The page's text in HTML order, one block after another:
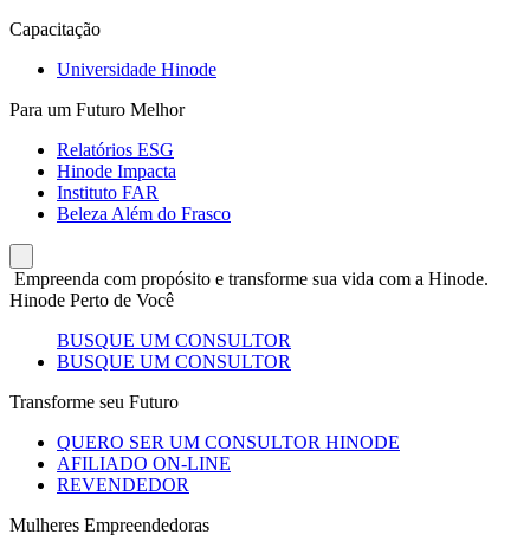
Capacitação
Universidade Hinode
Para um Futuro Melhor
Relatórios ESG
Hinode Impacta
Instituto FAR
Beleza Além do Frasco
Empreenda com propósito e transforme sua vida com a Hinode.
Hinode Perto de Você
BUSQUE UM CONSULTOR
BUSQUE UM CONSULTOR
Transforme seu Futuro
QUERO SER UM CONSULTOR HINODE
AFILIADO ON-LINE
REVENDEDOR
Mulheres Empreendedoras